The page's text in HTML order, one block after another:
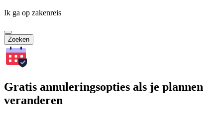
Ik ga op zakenreis
Zoeken
Gratis annuleringsopties als je plannen
veranderen